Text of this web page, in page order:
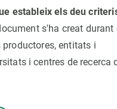
estableix els deu
s'ha creat durant
productores, entitats i
i centres de recerca